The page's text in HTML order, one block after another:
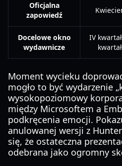
Oficjalna
zapowiedź
Docelowe okno
wydawnicze
IV
Moment wycieku
mogło to być wydarzenie
wysokopoziomowy
między Microsoftem a
podkręcenia emocji.
anulowanej wersji z
się, że ostateczna
odebrana jako ogromny